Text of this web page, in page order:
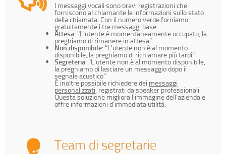
I messaggi vocali sono brevi registrazioni che
forniscono al chiamante le informazioni sullo stato
della chiamata. Con il numero verde forniamo
gratuitamente i tre messaggi base
Attesa: "L'utente è momentaneamente occupato, la
preghiamo di rimanere in attesa"
Non disponibile: "L'utente non è al momento
disponibile, la preghiamo di richiamare più tardi"
Segreteria: "L'utente non è al momento disponibile,
la preghiamo di lasciare un messaggio dopo il
segnale acustico"
È inoltre possibile richiedere dei messaggi
personalizzati, registrati da speaker professionali.
Questa soluzione migliora l’immagine dell’azienda e
offre informazioni d’immediata utilità.
Team di segretarie